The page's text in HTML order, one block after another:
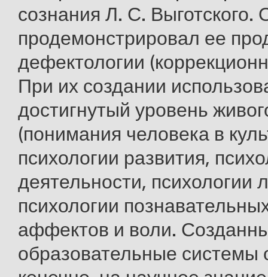
сознания Л. С. Выготского.
продемонстрировал ее
дефектологии
При их создании
достигнутый уровень
(понимания человека в
психологии развития,
деятельности, психологии
психологии
аффектов и воли.
образовательные системы